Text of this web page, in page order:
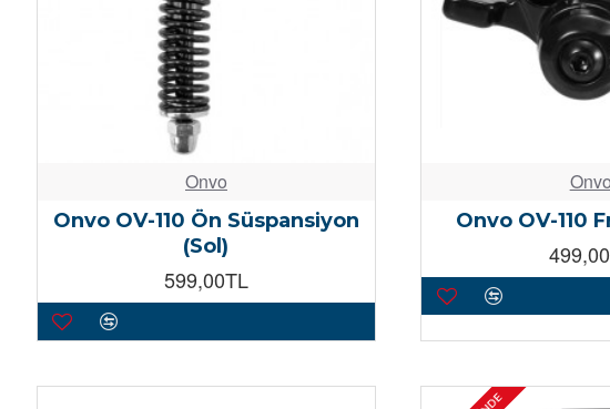
Onvo
Onvo OV-110 Ön Süspansiyon
(Sol)
599,00TL
Onvo OV-110